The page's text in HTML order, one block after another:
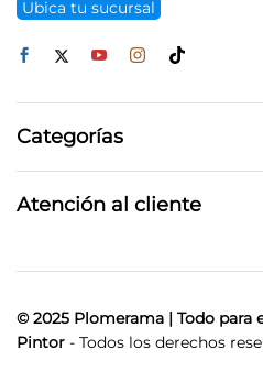
Ubica tu sucursal
Categorías
Atención al cliente
© 2025 Plomerama | Todo
Pintor - Todos los derechos